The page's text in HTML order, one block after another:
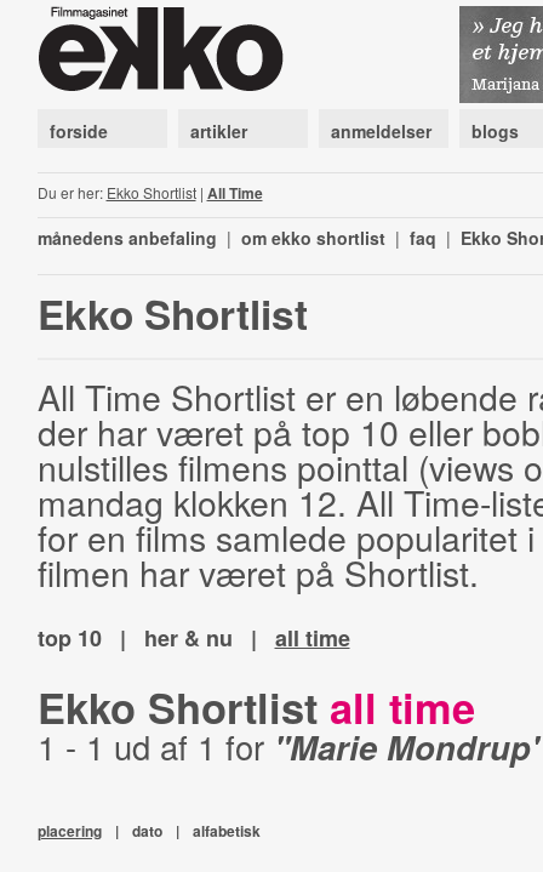
forside artikler anmeldelser blogs
Du er her: Ekko Shortlist| All Time
månedens anbefaling | om ekko shortlist | faq | Ekko
Ekko Shortlist
All Time Shortlist er en løbende
der har været på top 10 eller
nulstilles filmens pointtal (views
mandag klokken 12. All Time-
for en films samlede popularitet
filmen har været på Shortlist.
top 10 | her & nu | all time
Ekko Shortlist all time
1 - 1 ud af 1 for "Marie
placering | dato | alfabetisk